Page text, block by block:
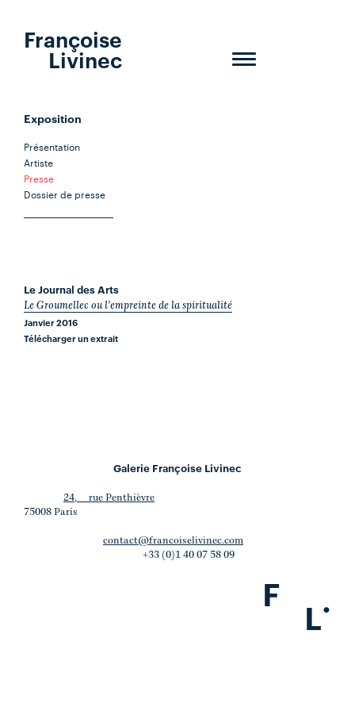
Toggle
Françoise
Livinec
Exposition
Présentation
Artiste
Presse
Dossier de presse
Le Journal des Arts
Le Groumellec ou l'empreinte de la spiritualité
Janvier 2016
Télécharger un extrait
Galerie Françoise Livinec
24, rue Penthièvre
75008 Paris
contact@francoiselivinec.com
+33 (0)1 40 07 58 09
F
L.